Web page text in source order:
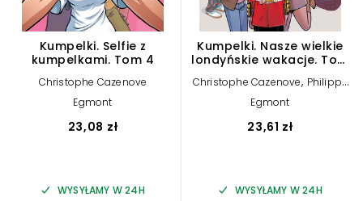
Kumpelki. Selfie z
kumpelkami. Tom 4
Christophe Cazenove
Egmont
23,08 zł
WYSYŁAMY W 24H
Kumpelki. Nasze wielkie
londyńskie wakacje. Tom
Christophe Cazenove, Philippe
Fenech
Egmont
23,61 zł
WYSYŁAMY W 24H